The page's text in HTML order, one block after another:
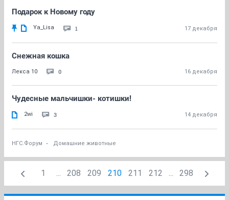
Подарок к Новому году
Ya_Lisa 1 17 декабря
Снежная кошка
Лекса 10 0 16 декабря
Чудесные мальчишки- котишки!
2wi 3 14 декабря
НГС.Форум Домашние животные
1 ... 208 209 210 211 212 ... 298